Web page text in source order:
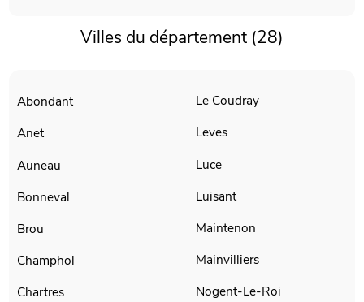
Villes du département (28)
Abondant
Anet
Auneau
Bonneval
Brou
Champhol
Chartres
Le Coudray
Leves
Luce
Luisant
Maintenon
Mainvilliers
Nogent-Le-Roi